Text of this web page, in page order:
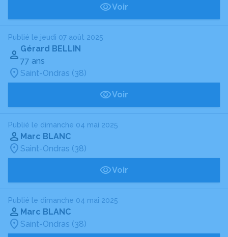
Voir
Publié le jeudi 07 août 2025
Gérard BELLIN
77 ans
Saint-Ondras (38)
Voir
Publié le dimanche 04 mai 2025
Marc BLANC
Saint-Ondras (38)
Voir
Publié le dimanche 04 mai 2025
Marc BLANC
Saint-Ondras (38)